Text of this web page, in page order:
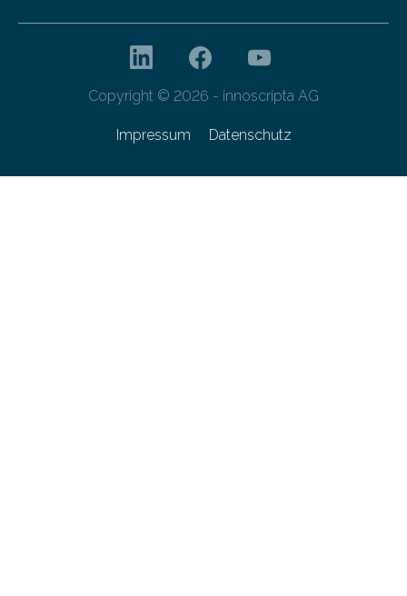
Copyright © 2026 - innoscripta AG
Impressum Datenschutz